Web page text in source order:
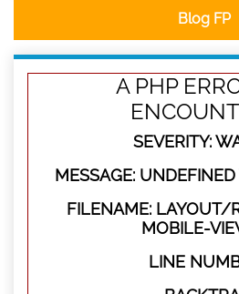
Blog FP
A PHP
SEVERITY:
MESSAGE:
FILENAME: LAYOUT/
MOBILE-
LINE